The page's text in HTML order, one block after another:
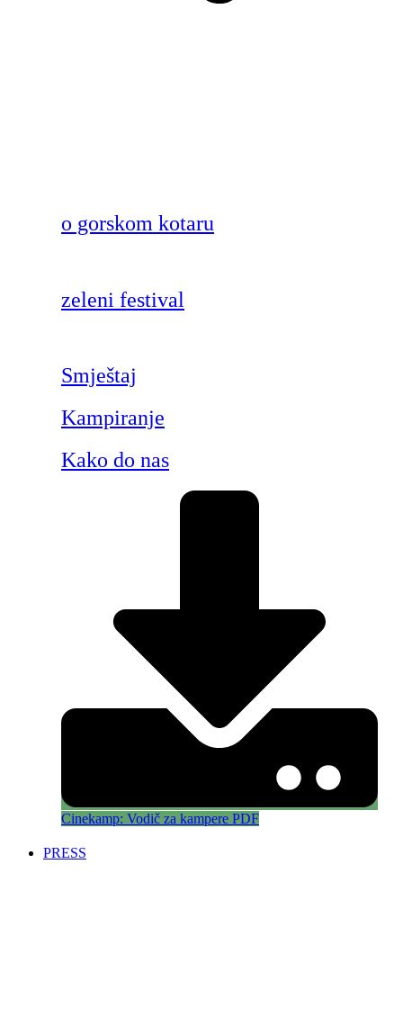
o gorskom kotaru
zeleni festival
Smještaj
Kampiranje
Kako do nas
Cinekamp: Vodič za kampere PDF
PRESS